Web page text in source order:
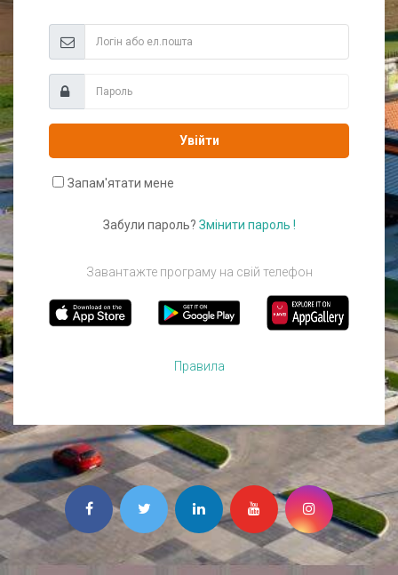
Увійти
Запам'ятати мене
Забули пароль? Змінити пароль !
Завантажте програму на свій телефон
Правила